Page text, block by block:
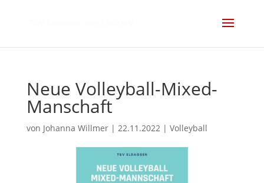
Neue Volleyball-Mixed-
Manschaft
von Johanna Willmer| 22.11.2022| Volleyball